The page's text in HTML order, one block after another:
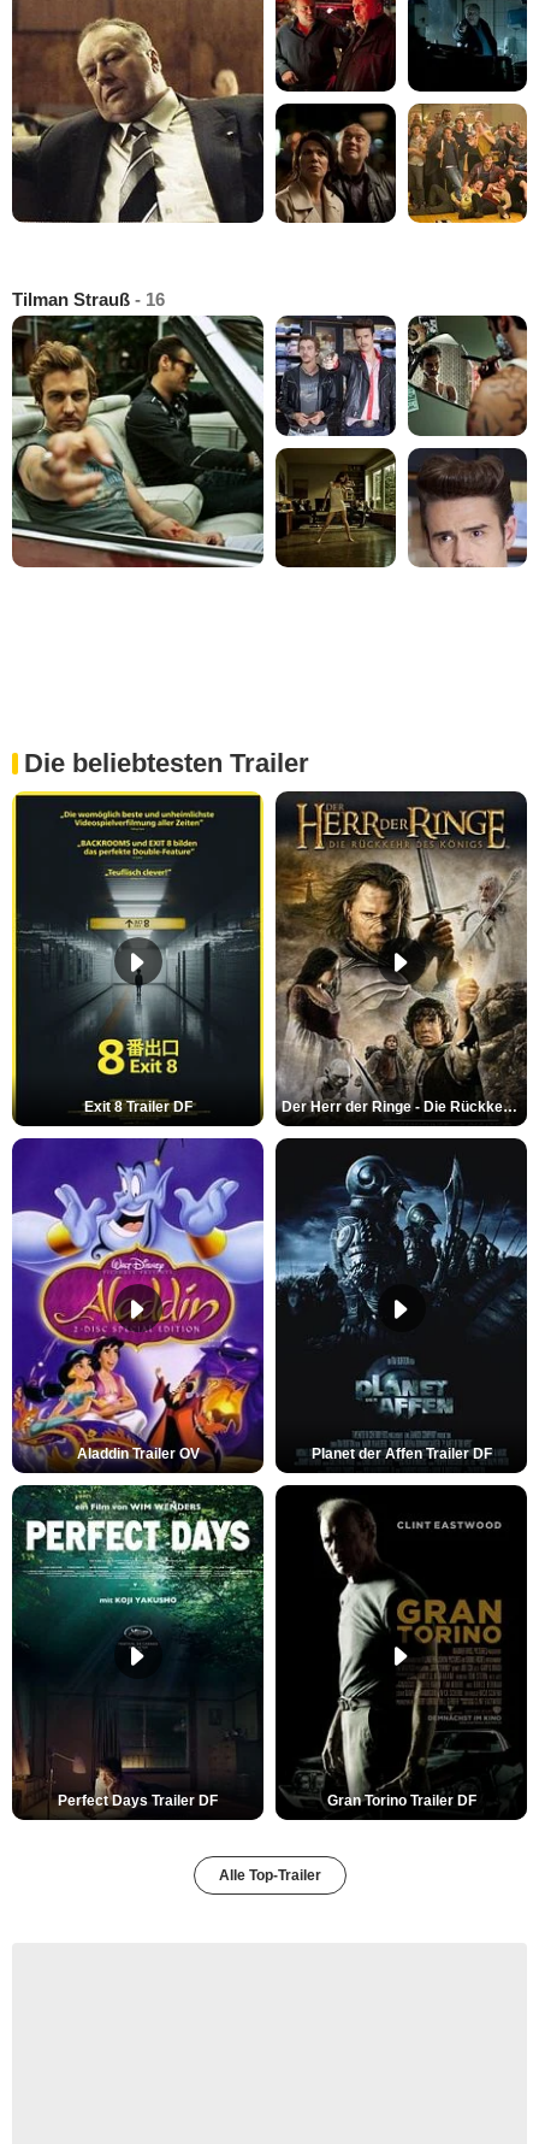
Tilman Strauß - 16
Die beliebtesten Trailer
Exit 8 Trailer DF Der Herr der Ringe - Die Rückkehr des Königs Trailer OV
Aladdin Trailer OV Planet der Affen Trailer DF
Perfect Days Trailer DF Gran Torino Trailer DF
Alle Top-Trailer